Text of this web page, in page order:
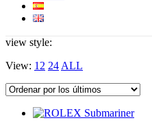
view style:
View: 12 24 ALL